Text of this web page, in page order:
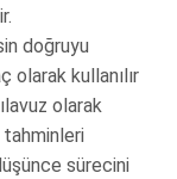
doğruyu
olarak kullanılır
olarak
tahminleri
sürecini